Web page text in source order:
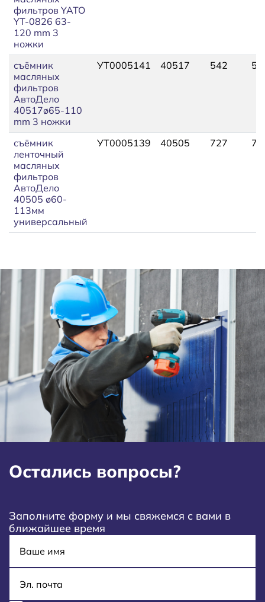
фильтров YATO
YT-0826 63-
120 mm 3
ножки
съёмник
масляных
фильтров
АвтоДело
40517ø65-110
mm 3 ножки
УТ0005141 40517 542
съёмник
ленточный
масляных
фильтров
АвтоДело
40505 ø60-
113мм
универсальный
УТ0005139 40505 727
Остались вопросы?
Заполните форму и мы свяжемся с вами в
ближайшее время